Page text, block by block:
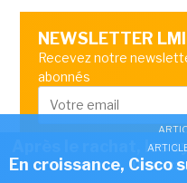
Après le rachat, les
une
NEWSLETTER LMI
Recevez notre
abonnés
En croissance, Cisco